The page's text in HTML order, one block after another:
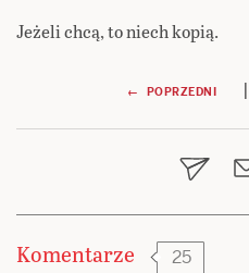
Jeżeli chcą, to niech kopią.
Nawigacja
wpisu
← POPRZEDNI |
Komentarze 25